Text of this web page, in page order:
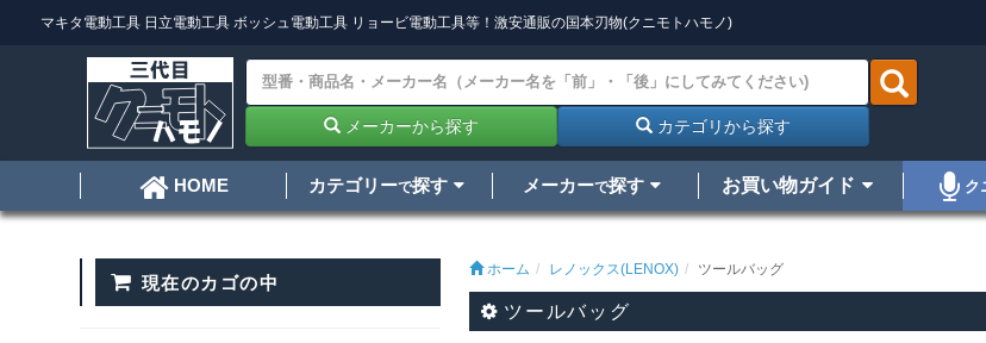
マキタ電動工具 日立電動工具 ボッシュ電動工具 リョービ電動工具等！激安通販の国本刃物(クニモトハモノ)
メーカーから探す カテゴリから探す
HOME カテゴリーで探す メーカーで探す お買い物ガイド ク
ホーム レノックス(LENOX) ツールバッグ
ツールバッグ
現在のカゴの中